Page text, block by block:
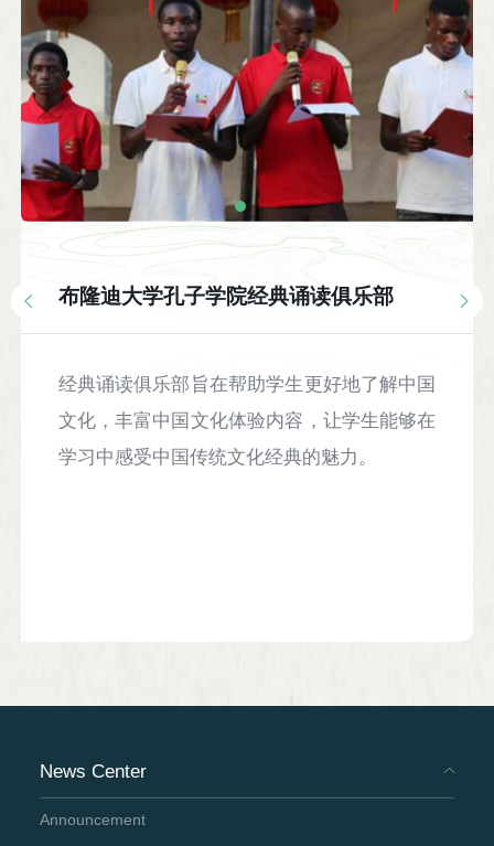
布隆迪大学孔子学院经典诵读俱乐部
经典诵读俱乐部旨在帮助学生更好地了解中国
文化，丰富中国文化体验内容，让学生能够在
学习中感受中国传统文化经典的魅力。
News Center
Announcement